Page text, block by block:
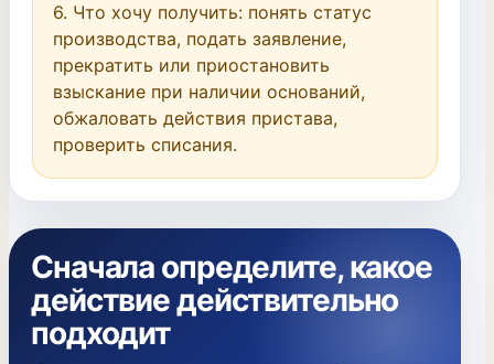
6. Что хочу получить: понять статус
производства, подать заявление,
прекратить или приостановить
взыскание при наличии оснований,
обжаловать действия пристава,
проверить списания.
Сначала определите, какое
действие действительно
подходит